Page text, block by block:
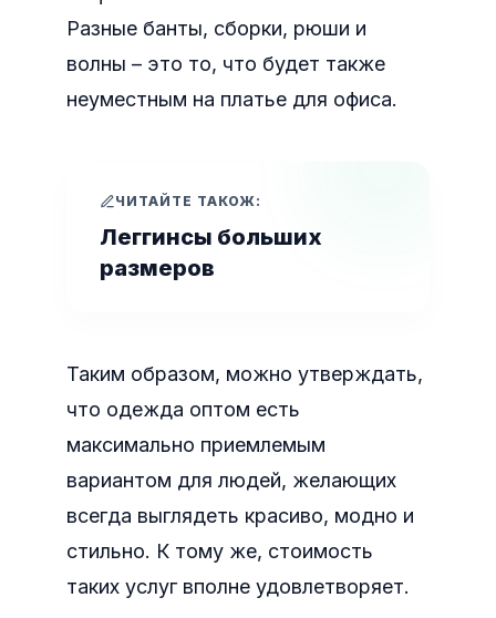
Разные банты, сборки, рюши и
волны – это то, что будет также
неуместным на платье для офиса.
ЧИТАЙТЕ ТАКОЖ:
Леггинсы больших
размеров
Таким образом, можно утверждать,
что одежда оптом есть
максимально приемлемым
вариантом для людей, желающих
всегда выглядеть красиво, модно и
стильно. К тому же, стоимость
таких услуг вполне удовлетворяет.